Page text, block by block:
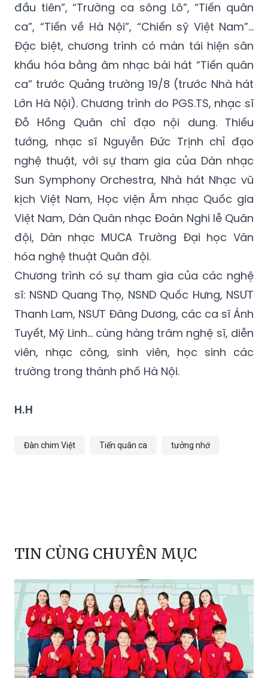
khúc và trường ca, như “Thiên thai”, “Buồn
tàn thu”, “Trương Chi”, “Làng tôi”, “Mùa xuân
đầu tiên”, “Trường ca sông Lô”, “Tiến quân
ca”, “Tiến về Hà Nội”, “Chiến sỹ Việt Nam”…
Đặc biệt, chương trình có màn tái hiện sân
khấu hóa bằng âm nhạc bài hát “Tiến quân
ca” trước Quảng trường 19/8 (trước Nhà hát
Lớn Hà Nội). Chương trình do PGS.TS, nhạc sĩ
Đỗ Hồng Quân chỉ đạo nội dung. Thiếu
tướng, nhạc sĩ Nguyễn Đức Trịnh chỉ đạo
nghệ thuật, với sự tham gia của Dàn nhạc
Sun Symphony Orchestra, Nhà hát Nhạc vũ
kịch Việt Nam, Học viện Âm nhạc Quốc gia
Việt Nam, Dàn Quân nhạc Đoàn Nghi lễ Quân
đội, Dàn nhạc MUCA Trường Đại học Văn
hóa nghệ thuật Quân đội.
Chương trình có sự tham gia của các nghệ
sĩ: NSND Quang Thọ, NSND Quốc Hưng, NSƯT
Thanh Lam, NSƯT Đăng Dương, các ca sĩ Ánh
Tuyết, Mỹ Linh... cùng hàng trăm nghệ sĩ, diễn
trường trong thành phố Hà Nội.
H.H
TIN CÙNG CHUYÊN MỤC